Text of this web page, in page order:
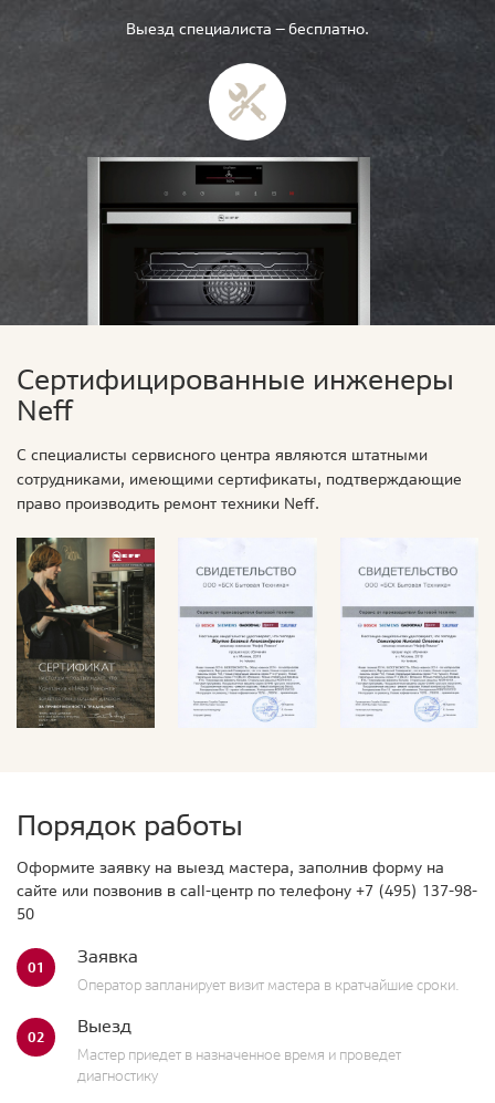
Выезд специалиста — бесплатно.
Сертифицированные инженеры
Neff
С специалисты сервисного центра являются штатными
сотрудниками, имеющими сертификаты, подтверждающие
право производить ремонт техники Neff.
Порядок работы
Оформите заявку на выезд мастера, заполнив форму на
сайте или позвонив в call-центр по телефону +7 (495) 137-98-
50
01 Заявка
Оператор запланирует визит мастера в кратчайшие сроки.
02 Выезд
Мастер приедет в назначенное время и проведет
диагностику